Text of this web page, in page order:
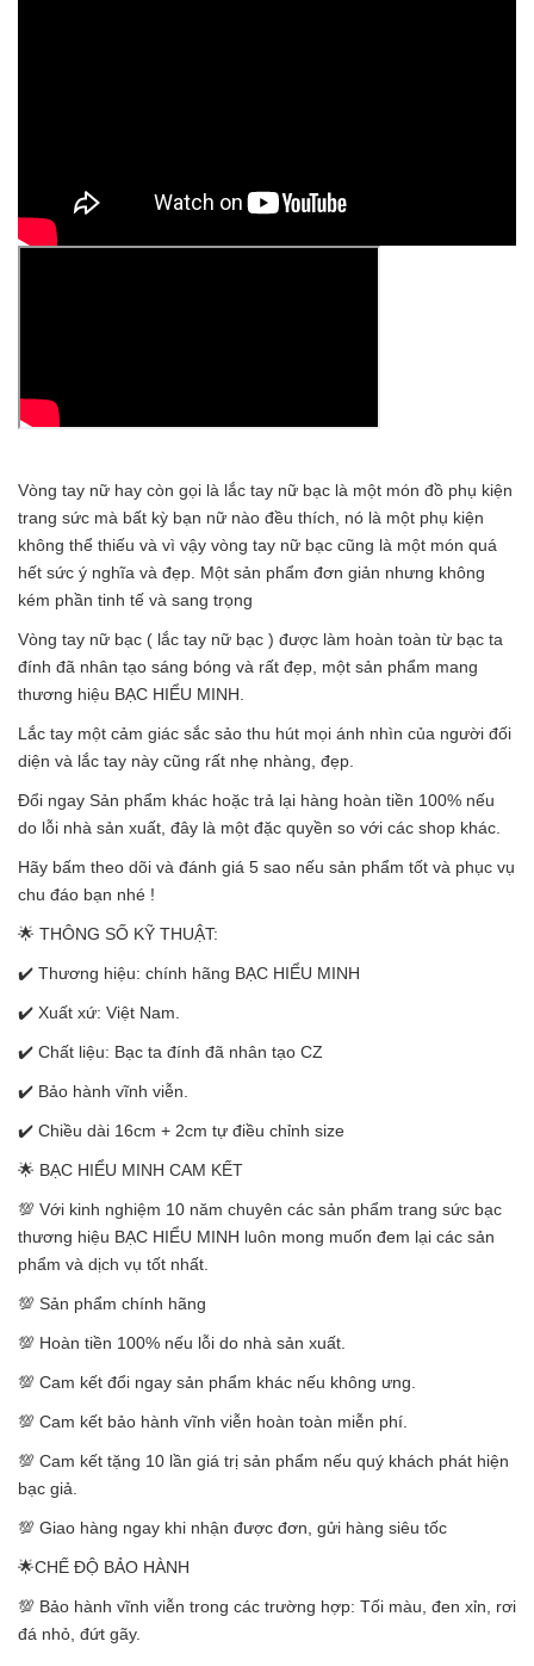
Vòng tay nữ hay còn gọi là lắc tay nữ bạc là một món đồ phụ kiện
trang sức mà bất kỳ bạn nữ nào đều thích, nó là một phụ kiện
không thể thiếu và vì vậy vòng tay nữ bạc cũng là một món quá
hết sức ý nghĩa và đẹp. Một sản phẩm đơn giản nhưng không
kém phần tinh tế và sang trọng
Vòng tay nữ bạc ( lắc tay nữ bạc ) được làm hoàn toàn từ bạc ta
đính đã nhân tạo sáng bóng và rất đẹp, một sản phẩm mang
thương hiệu BẠC HIỂU MINH.
Lắc tay một cảm giác sắc sảo thu hút mọi ánh nhìn của người đối
diện và lắc tay này cũng rất nhẹ nhàng, đẹp.
Đổi ngay Sản phẩm khác hoặc trả lại hàng hoàn tiền 100% nếu
do lỗi nhà sản xuất, đây là một đặc quyền so với các shop khác.
Hãy bấm theo dõi và đánh giá 5 sao nếu sản phẩm tốt và phục vụ
chu đáo bạn nhé !
🌟 THÔNG SỐ KỸ THUẬT:
✔️ Thương hiệu: chính hãng BẠC HIỂU MINH
✔️ Xuất xứ: Việt Nam.
✔️ Chất liệu: Bạc ta đính đã nhân tạo CZ
✔️ Bảo hành vĩnh viễn.
✔️ Chiều dài 16cm + 2cm tự điều chỉnh size
🌟 BẠC HIỂU MINH CAM KẾT
💯 Với kinh nghiệm 10 năm chuyên các sản phẩm trang sức bạc
thương hiệu BẠC HIỂU MINH luôn mong muốn đem lại các sản
phẩm và dịch vụ tốt nhất.
💯 Sản phẩm chính hãng
💯 Hoàn tiền 100% nếu lỗi do nhà sản xuất.
💯 Cam kết đổi ngay sản phẩm khác nếu không ưng.
💯 Cam kết bảo hành vĩnh viễn hoàn toàn miễn phí.
💯 Cam kết tặng 10 lần giá trị sản phẩm nếu quý khách phát hiện
bạc giả.
💯 Giao hàng ngay khi nhận được đơn, gửi hàng siêu tốc
🌟CHẾ ĐỘ BẢO HÀNH
💯 Bảo hành vĩnh viễn trong các trường hợp: Tối màu, đen xỉn, rơi
đá nhỏ, đứt gãy.